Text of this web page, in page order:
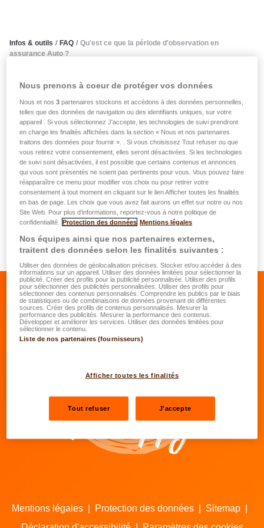
Infos & outils / FAQ / Qu'est ce que la période d'observation en
assurance Auto ?
Qu'est ce que la période
d'observation en assurance
Auto ?
La période d’observation en assurance Auto, est
constituée par les 12 mois précédant de 1 mois le 1er
jour du mois de l’échéance anniversaire.
L’absence de sinistre pendant cette période n’entraîne pas
la descente d’un degré, si au cours de cette période
l’assurance n’était pas en vigueur pendant 10 mois.
Se rendre sur le facebook de LALUX
Se rendre sur le Linkedin de
Se rendre sur le youtube de
Se rendre sur
Nos agents
Mentions légales Protection des données Sitemap
Nous prenons à coeur de protéger vos données
Nous et nos3 partenaires stockons et accédons à des données personnelles,
telles que des données de navigation ou des identifiants uniques, sur votre
appareil . Si vous sélectionnez J'accepte, les technologies de suivi prendront
en charge les finalités affichées dans la section « Nous et nos partenaires
traitons des données pour fournir ». . Si vous choisissez Tout refuser ou que
vous retirez votre consentement, elles seront désactivées. Si les technologies
de suivi sont désactivées, il est possible que certains contenus et annonces
qui vous sont présentés ne soient pas pertinents pour vous. Vous pouvez faire
réapparaître ce menu pour modifier vos choix ou pour retirer votre
consentement à tout moment en cliquant sur le lien Afficher toutes les finalités
en bas de page. Les choix que vous avez fait aurons un effet sur notre ou nos
Site Web. Pour plus d’informations, reportez-vous à notre politique de
confidentialité.
Protection des données Mentions légales
Nos équipes ainsi que nos partenaires externes,
traitent des données selon les finalités suivantes :
Utiliser des données de géolocalisation précises. Stocker et/ou accéder à des
informations sur un appareil. Utiliser des données limitées pour sélectionner la
publicité. Créer des profils pour la publicité personnalisée. Utiliser des profils
pour sélectionner des publicités personnalisées. Utiliser des profils pour
sélectionner des contenus personnalisés. Comprendre les publics par le biais
de statistiques ou de combinaisons de données provenant de différentes
sources. Créer des profils de contenus personnalisés. Mesurer la
performance des publicités. Mesurer la performance des contenus.
Développer et améliorer les services. Utiliser des données limitées pour
sélectionner le contenu.
Liste de nos partenaires (fournisseurs)
Afficher toutes les finalités
Tout refuser J'accepte